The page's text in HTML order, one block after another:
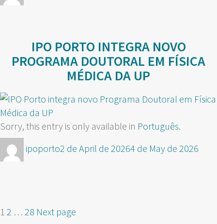
IPO PORTO INTEGRA NOVO
PROGRAMA DOUTORAL EM FÍSICA
MÉDICA DA UP
Sorry, this entry is only available in Português.
Author
ipoportoPosted
2 de April de 20264 de May de 2026
POSTS
Page
1 Page
2 … Page
28 Next page